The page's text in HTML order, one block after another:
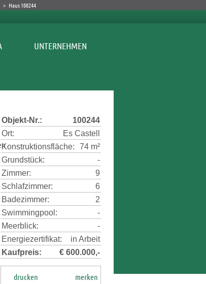
> Haus 100244
UNTERNEHMEN
Objekt-Nr.:
100244
Ort:
Es Castell
Konstruktionsfläche:
74 m²
Grundstück:
-
Zimmer:
9
Schlafzimmer:
6
Badezimmer:
2
Swimmingpool:
-
Meerblick:
-
Energiezertifikat:
in Arbeit
Kaufpreis:
€ 600.000,-
drucken merken